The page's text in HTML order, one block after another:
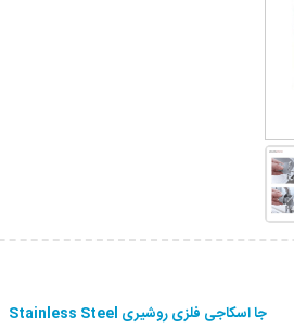
جا اسکاجی فلزی روشیری Stainless Steel